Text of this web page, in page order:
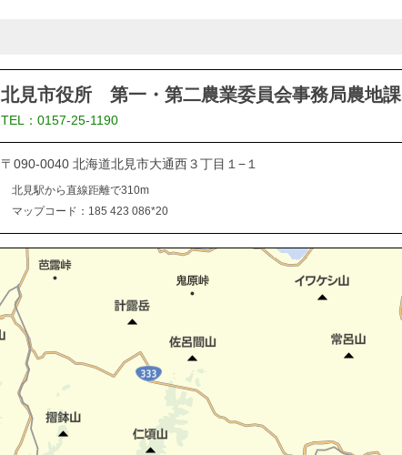
北見市役所 第一・第二農業委員会事務局農地課
TEL：0157-25-1190
〒090-0040 北海道北見市大通西３丁目１−１
北見駅から直線距離で310m
マップコード：185 423 086*20